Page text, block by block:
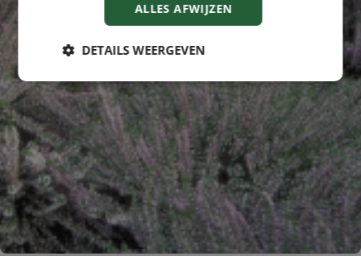
ALLES AFWIJZEN
DETAILS WEERGEVEN